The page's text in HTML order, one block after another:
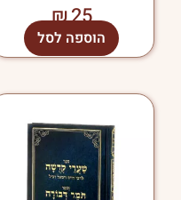
₪25
הוספה לסל